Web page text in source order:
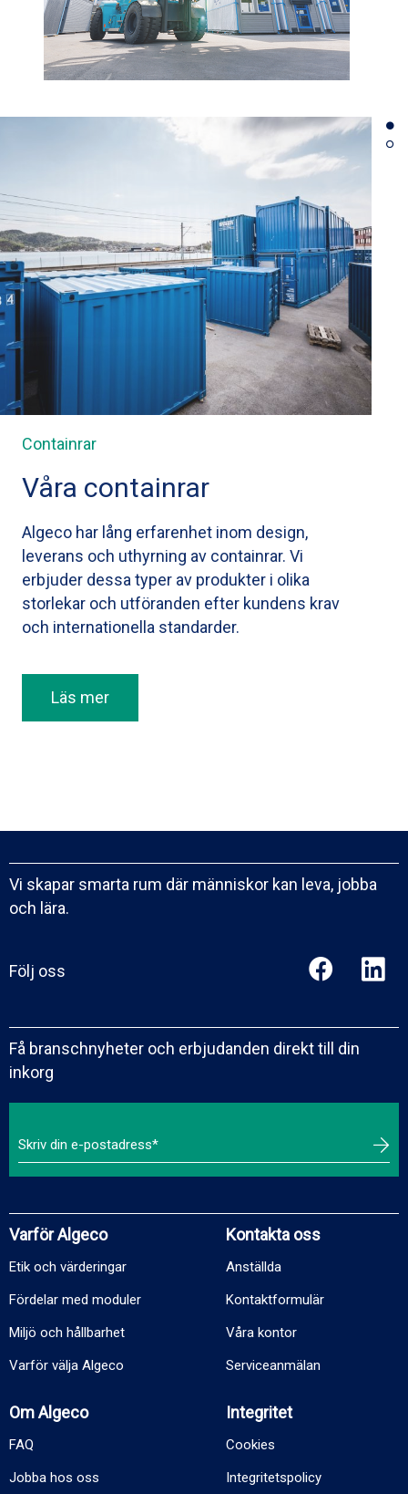
Containrar
Våra containrar
Algeco har lång erfarenhet inom design,
leverans och uthyrning av containrar. Vi
erbjuder dessa typer av produkter i olika
storlekar och utföranden efter kundens krav
och internationella standarder.
Läs mer
Vi skapar smarta rum där människor kan leva, jobba
och lära.
Följ oss
Få branschnyheter och erbjudanden direkt till din
inkorg
Varför Algeco
Etik och värderingar
Fördelar med moduler
Miljö och hållbarhet
Varför välja Algeco
Kontakta oss
Anställda
Kontaktformulär
Våra kontor
Serviceanmälan
Om Algeco
FAQ
Jobba hos oss
Integritet
Cookies
Integritetspolicy